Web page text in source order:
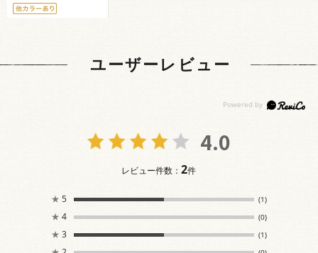
ユーザーレビュー
4.0
レビュー件数：2件
★ 5 (1)
★ 4 (0)
★ 3 (1)